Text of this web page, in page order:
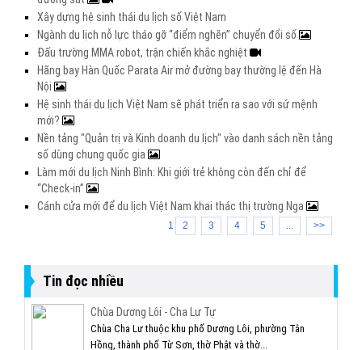
Xây dựng hệ sinh thái du lịch số Việt Nam
Ngành du lịch nỗ lực tháo gỡ “điểm nghẽn” chuyển đổi số
Đấu trường MMA robot, trận chiến khắc nghiệt
Hãng bay Hàn Quốc Parata Air mở đường bay thường lệ đến Hà
Nội
Hệ sinh thái du lịch Việt Nam sẽ phát triển ra sao với sứ mệnh
mới?
Nền tảng "Quản trị và Kinh doanh du lịch" vào danh sách nền tảng
số dùng chung quốc gia
Làm mới du lịch Ninh Bình: Khi giới trẻ không còn đến chỉ để
“Check-in”
Cánh cửa mới để du lịch Việt Nam khai thác thị trường Nga
1 2 3 4 5 ... >>
Tin đọc nhiều
Chùa Dương Lôi - Cha Lư Tự
Chùa Cha Lư thuộc khu phố Dương Lôi, phường Tân
Hồng, thành phố Từ Sơn, thờ Phật và thờ...